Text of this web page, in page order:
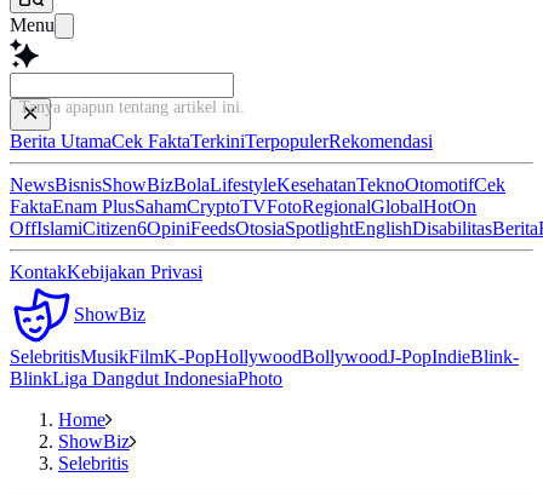
Menu
Tanya apapun
Berita UtamaCek FaktaTerkiniTerpopulerRekomendasi
NewsBisnisShowBizBolaLifestyleKesehatanTeknoOtomotifCek
FaktaEnam PlusSahamCryptoTVFotoRegionalGlobalHotOn
OffIslamiCitizen6OpiniFeedsOtosiaSpotlightEnglishDisabilitasBerita
KontakKebijakan Privasi
ShowBiz
SelebritisMusikFilmK-PopHollywoodBollywoodJ-PopIndieBlink-
BlinkLiga Dangdut IndonesiaPhoto
Home
ShowBiz
Selebritis